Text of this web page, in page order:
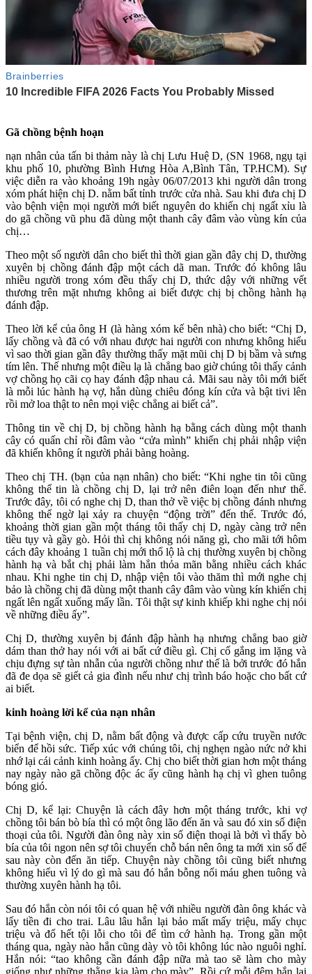
Gã chồng bệnh hoạn
nạn nhân của tấn bi thảm này là chị Lưu Huệ D, (SN 1968, ngụ tại
khu phố 10, phường Bình Hưng Hòa A,Bình Tân, TP.HCM). Sự
việc diễn ra vào khoảng 19h ngày 06/07/2013 khi người dân trong
xóm phát hiện chị D. nằm bất tỉnh trước cửa nhà. Sau khi đưa chị D
vào bệnh viện mọi người mới biết nguyên do khiến chị ngất xỉu là
do gã chồng vũ phu đã dùng một thanh cây đâm vào vùn‌ּg kí‌ּn của
chị…
Theo một số người dân cho biết thì thời gian gần đây chị D, thường
xuyên bị chồng đánh đập một cách dã man. Trước đó không lâu
nhiều người trong xóm đều thấy chị D, thức dậy với những vết
thương trên mặt nhưng không ai biết được chị bị chồng hành hạ
đánh đập.
Theo lời kể của ông H (là hàng xóm kế bên nhà) cho biết: “Chị D,
lấy chồng và đã có với nhau được hai người con nhưng không hiểu
vì sao thời gian gần đây thường thấy mặt mũi chị D bị bầm và sưng
tím lên. Thế nhưng một điều lạ là chẳng bao giờ chúng tôi thấy cảnh
vợ chồng họ cãi cọ hay đánh đập nhau cả. Mãi sau này tôi mới biết
là mỗi lúc hành hạ vợ, hắn dùng chiêu đóng kín cửa và bật tivi lên
rồi mở loa thật to nên mọi việc chẳng ai biết cả”.
Thông tin về chị D, bị chồng hành hạ bằng cách dùng một thanh
cây có quấn chỉ rồi đâm vào “cửa mình” khiến chị phải nhập viện
đã khiến không ít người phải bàng hoàng.
Theo chị TH. (bạn của nạn nhân) cho biết: “Khi nghe tin tôi cũng
không thể tin là chồng chị D, lại trở nên điên loạn đến như thế.
Trước đây, tôi có nghe chị D, than thở về việc bị chồng đánh nhưng
không thể ngờ lại xảy ra chuyện “động trời” đến thế. Trước đó,
khoảng thời gian gần một tháng tôi thấy chị D, ngày càng trở nên
tiều tụy và gầy gò. Hỏi thì chị không nói năng gì, cho mãi tới hôm
cách đây khoảng 1 tuần chị mới thổ lộ là chị thường xuyên bị chồng
hành hạ và bắt chị phải làm hắn thỏ‌a mã‌n bằng nhiều cách khác
nhau. Khi nghe tin chị D, nhập viện tôi vào thăm thì mới nghe chị
bảo là chồng chị đã dùng một thanh cây đâm vào vùn‌ּg kí‌ּn khiến chị
ngất lên ngất xuống mấy lần. Tôi thật sự kinh khiếp khi nghe chị nói
về những điều ấy”.
Chị D, thường xuyên bị đánh đập hành hạ nhưng chẳng bao giờ
dám than thở hay nói với ai bất cứ điều gì. Chị cố gắng im lặng và
chịu đựng sự tàn nhẫn của người chồng như thế là bởi trước đó hắn
đã đe dọa sẽ giết cả gia đình nếu như chị trình báo hoặc cho bất cứ
ai biết.
kinh hoàng lời kể của nạn nhân
Tại bệnh viện, chị D, nằm bất động và được cấp cứu truyền nước
biển để hồi sức. Tiếp xúc với chúng tôi, chị nghẹn ngào nức nở khi
nhớ lại cái cảnh kinh hoàng ấy. Chị cho biết thời gian hơn một tháng
nay ngày nào gã chồng độc ác ấy cũng hành hạ chị vì ghen tuông
bóng gió.
Chị D, kể lại: Chuyện là cách đây hơn một tháng trước, khi vợ
chồng tôi bán bò bía thì có một ông lão đến ăn và sau đó xin số điện
thoại của tôi. Người đàn ông này xin số điện thoại là bởi vì thấy bò
bía của tôi ngon nên sợ tôi chuyển chỗ bán nên ông ta mới xin số để
sau này còn đến ăn tiếp. Chuyện này chồng tôi cũng biết nhưng
không hiểu vì lý do gì mà sau đó hắn bỗng nổi máu ghen tuông và
thường xuyên hành hạ tôi.
Sau đó hắn còn nói tôi có quan hệ với nhiều người đàn ông khác và
lấy tiền đi cho trai. Lâu lâu hắn lại bảo mất mấy triệu, mấy chục
triệu và đổ hết tội lỗi cho tôi để tìm cớ hành hạ. Trong gần một
tháng qua, ngày nào hắn cũng dày vò tôi không lúc nào nguôi nghỉ.
Hắn nói: “tao không cần đánh đập nữa mà tao sẽ làm cho mày